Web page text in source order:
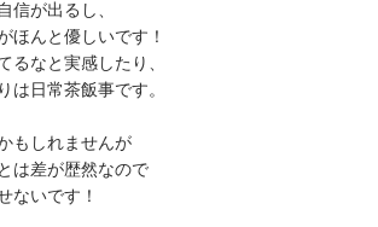
信が出るし、
ほんと優しいです！
るなと実感したり、
は日常茶飯事です。
もしれませんが
は差が歴然なので
ないです！